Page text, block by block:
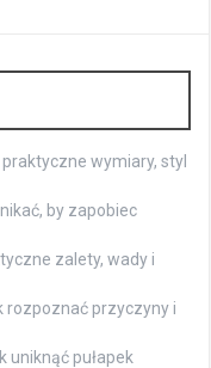
wymiary, styl
by zapobiec
zalety, wady i
rozpoznać przyczyny i
uniknąć pułapek